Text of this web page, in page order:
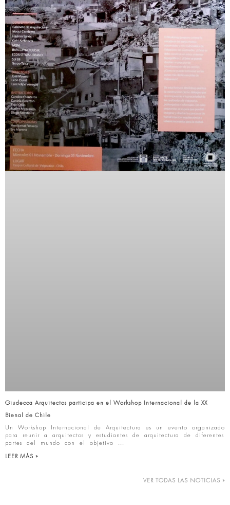
Giudecca Arquitectos participa en el Workshop Internacional de la XX
Bienal de Chile
Un Workshop Internacional de Arquitectura es un evento organizado
para reunir a arquitectos y estudiantes de arquitectura de diferentes
partes del mundo con el objetivo
LEER MÁS »
VER TODAS LAS NOTICIAS »